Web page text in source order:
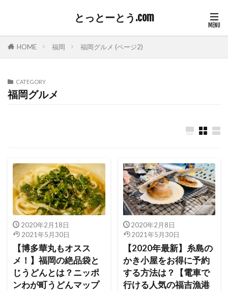
とっとーとう.com
HOME 福岡 福岡グルメ (ページ2)
CATEGORY
福岡グルメ
2020年2月18日
2021年5月30日
【博多華丸もオスス
メ！】福岡の絶品袋と
じうどんとは？ニッポ
ンわが町うどんマップ
2020年2月8日
2021年5月30日
【2020年最新】糸島の
かき小屋をお得に予約
する方法は？【電車で
行ける人気の福吉漁港